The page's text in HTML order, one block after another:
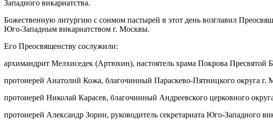
Западного викариатства.
Божественную литургию с сонмом пастырей в этот день возглавил
Юго-Западным викариатством г. Москвы.
Его Преосвященству сослужили:
архимандрит Мелхиседек (Артюхин), настоятель храма Покрова Пресвятой
протоиерей Анатолий Кожа, благочинный Параскево-Пятницкого округа
протоиерей Николай Карасев, благочинный Андреевского церковного
протоиерей Александр Зорин, руководитель секретариата Юго-Западного